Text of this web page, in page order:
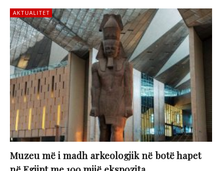
AKTUALITET
Muzeu më i madh arkeologjik në botë hapet